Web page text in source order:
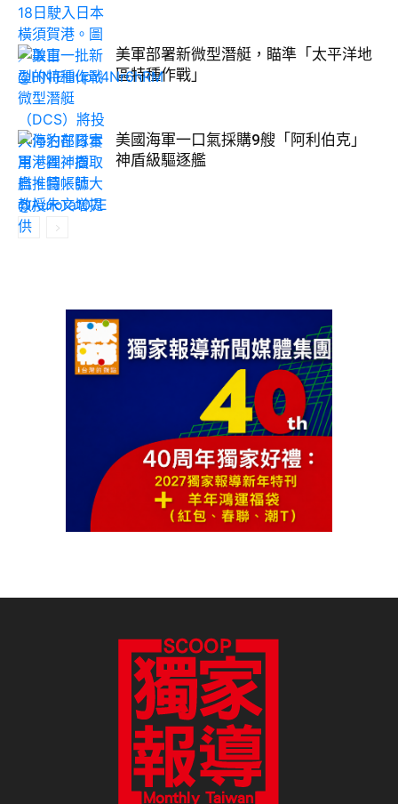
美軍部署新微型潛艇，瞄準「太平洋地
區特種作戰」
美國海軍一口氣採購9艘「阿利伯克」
神盾級驅逐艦